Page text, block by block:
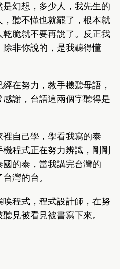
幻想，多少人，我先生的
，聽不懂也就罷了，根本就
脆就不要再說了。反正我
非你說的，是我聽得懂
在努力，教手機聽母語，
謝，台語這兩個字聽得是
自己學，學看我寫的泰
程式正在努力辨識，剛剛
的泰，當我講完台灣的
灣的台。
程式，程式設計師，在努
見被看見被書寫下來。